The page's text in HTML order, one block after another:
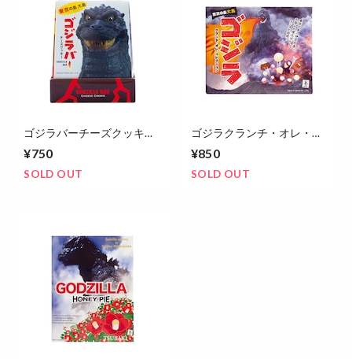
ゴジラバーチーズクッキ
¥750
SOLD OUT
ゴジラクランチ・オレ・コ
¥850
SOLD OUT